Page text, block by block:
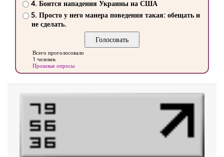
4. Боится нападения Украины на США
5. Просто у него манера поведения такая: обещать и
не сделать.
Всего проголосовало
1 человек
Прошлые опросы